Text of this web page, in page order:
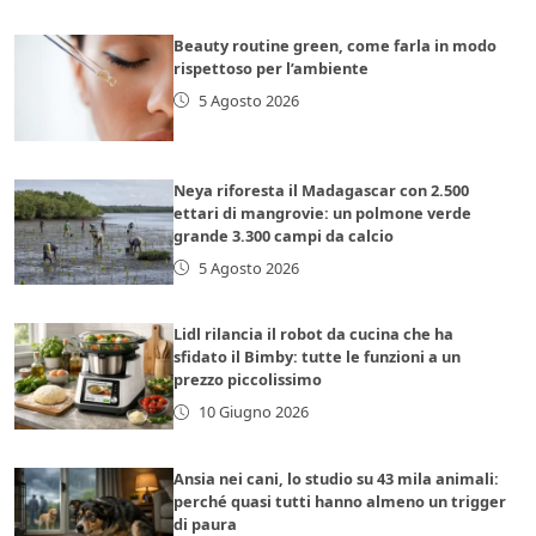
Beauty routine green, come farla in modo
rispettoso per l’ambiente
5 Agosto 2026
Neya riforesta il Madagascar con 2.500
ettari di mangrovie: un polmone verde
grande 3.300 campi da calcio
5 Agosto 2026
Lidl rilancia il robot da cucina che ha
sfidato il Bimby: tutte le funzioni a un
prezzo piccolissimo
10 Giugno 2026
Ansia nei cani, lo studio su 43 mila animali:
perché quasi tutti hanno almeno un trigger
di paura